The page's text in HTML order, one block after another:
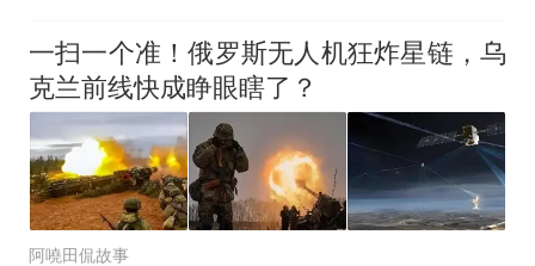
一扫一个准！俄罗斯无人机狂炸星链，乌
克兰前线快成睁眼瞎了？
阿嘵田侃故事